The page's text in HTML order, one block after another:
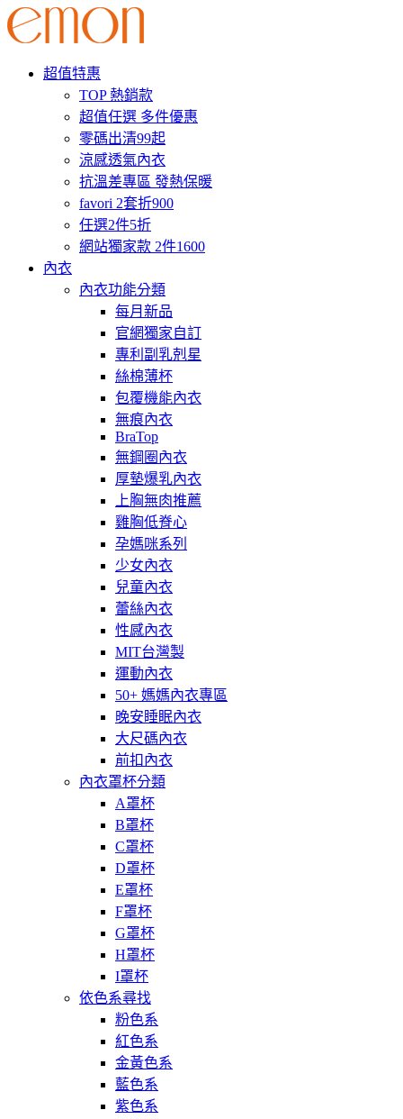
超值特惠
TOP 熱銷款
超值任選 多件優惠
零碼出清99起
涼感透氣內衣
抗溫差專區 發熱保暖
favori 2套折900
任選2件5折
網站獨家款 2件1600
內衣
內衣功能分類
每月新品
官網獨家自訂
專利副乳剋星
絲棉薄杯
包覆機能內衣
無痕內衣
BraTop
無鋼圈內衣
厚墊爆乳內衣
上胸無肉推薦
雞胸低脊心
孕媽咪系列
少女內衣
兒童內衣
蕾絲內衣
性感內衣
MIT台灣製
運動內衣
50+ 媽媽內衣專區
晚安睡眠內衣
大尺碼內衣
前扣內衣
內衣罩杯分類
A罩杯
B罩杯
C罩杯
D罩杯
E罩杯
F罩杯
G罩杯
H罩杯
I罩杯
依色系尋找
粉色系
紅色系
金黃色系
藍色系
紫色系